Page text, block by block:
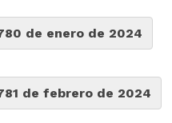
de enero de 2024
de febrero de 2024